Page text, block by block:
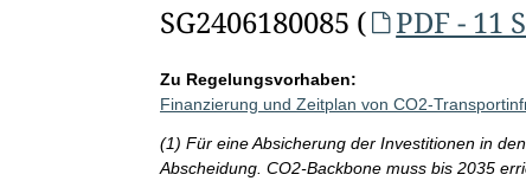
SG2406180085 (
PDF - 11
Zu Regelungsvorhaben:
Finanzierung und Zeitplan von CO2-
(1) Für eine Absicherung der Investitionen in
Abscheidung. CO2-Backbone muss bis 2035